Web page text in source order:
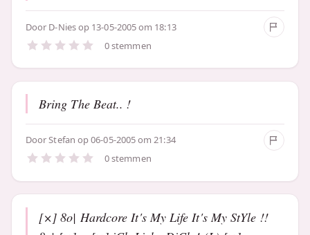
Door D-Niesop 13-05-2005 om 18:13
0 stemmen
Bring The Beat.. !
DoorStefan op 06-05-2005 om 21:34
0 stemmen
[×] 8o| Hardcore It's My Life It's My StYle !!